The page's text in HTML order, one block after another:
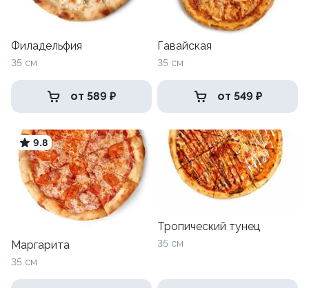
Филадельфия
35 см
от 589 ₽
Гавайская
35 см
от 549 ₽
9.8
Маргарита
35 см
Тропический тунец
35 см